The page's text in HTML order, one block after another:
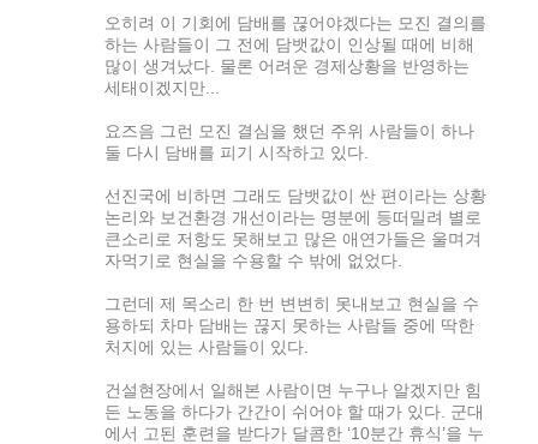
오히려 이 기회에 담배를 끊어야겠다는 모진 결의를
하는 사람들이 그 전에 담뱃값이 인상될 때에 비해
많이 생겨났다. 물론 어려운 경제상황을 반영하는
세태이겠지만...
요즈음 그런 모진 결심을 했던 주위 사람들이 하나
둘 다시 담배를 피기 시작하고 있다.
선진국에 비하면 그래도 담뱃값이 싼 편이라는 상황
논리와 보건환경 개선이라는 명분에 등떠밀려 별로
큰소리로 저항도 못해보고 많은 애연가들은 울며겨
자먹기로 현실을 수용할 수 밖에 없었다.
그런데 제 목소리 한 번 변변히 못내보고 현실을 수
용하되 차마 담배는 끊지 못하는 사람들 중에 딱한
처지에 있는 사람들이 있다.
건설현장에서 일해본 사람이면 누구나 알겠지만 힘
든 노동을 하다가 간간이 쉬어야 할 때가 있다. 군대
에서 고된 훈련을 받다가 달콤한 ‘10분간 휴식’을 누